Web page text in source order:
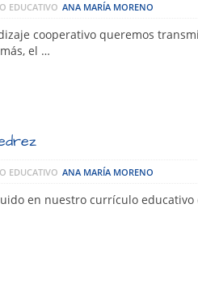
EDUCATIVO ANA MARÍA MORENO
cooperativo queremos
el …
EDUCATIVO ANA MARÍA MORENO
en nuestro currículo